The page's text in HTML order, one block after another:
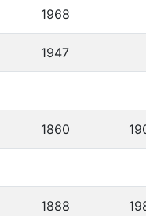
1968
1947
1860
1888